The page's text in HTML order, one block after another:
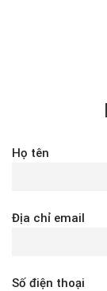
Họ tên
Địa chỉ email
Số điện thoại